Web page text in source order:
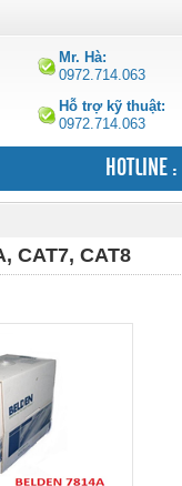
Mr. Hà:
0972.714.063
Hỗ trợ kỹ thuật:
0972.714.063
HOTLINE :
CAT7, CAT8